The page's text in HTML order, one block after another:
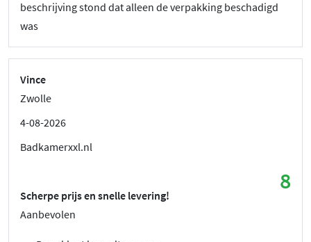
beschrijving stond dat alleen de verpakking beschadigd
was
Vince
Zwolle
4-08-2026
Badkamerxxl.nl
8
Scherpe prijs en snelle levering!
Aanbevolen